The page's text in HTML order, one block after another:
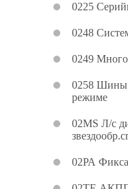
0225
0248
0249
0258 Шины
режиме
02MS Л/с
02РА